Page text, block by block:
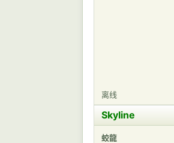
离线
Skyline
蛟龍